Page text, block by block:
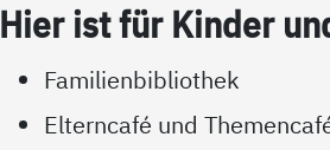
Hier ist für Kin­der
Familienbibliothek
Elterncafé und